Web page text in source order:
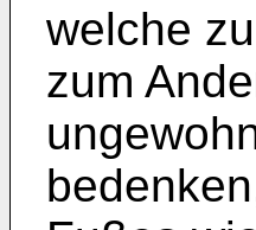
welche
zum